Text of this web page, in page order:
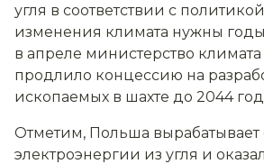
угля в соответствии с
изменения климата нужны
в апреле министерство
продлило концессию на
ископаемых в шахте до 2044
Отметим, Польша вырабатывает
электроэнергии из угля и